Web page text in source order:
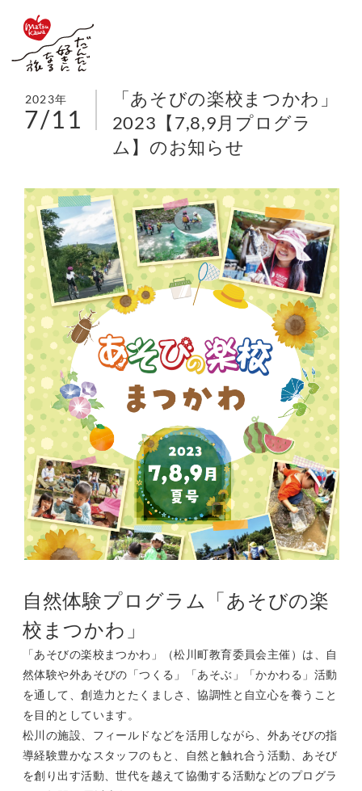
2023年
7/11
「あそびの楽校まつかわ」
2023【7,8,9月プログラ
ム】のお知らせ
自然体験プログラム「あそびの楽
校まつかわ」
「あそびの楽校まつかわ」（松川町教育委員会主催）は、自
然体験や外あそびの「つくる」「あそぶ」「かかわる」活動
を通して、創造力とたくましさ、協調性と自立心を養うこと
を目的としています。
松川の施設、フィールドなどを活用しながら、外あそびの指
導経験豊かなスタッフのもと、自然と触れ合う活動、あそび
を創り出す活動、世代を越えて協働する活動などのプログラ